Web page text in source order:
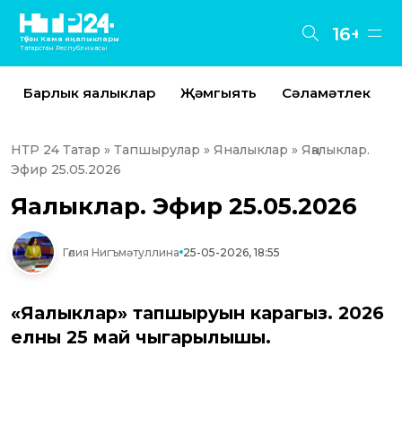
Түбән Кама яңалыклары
Татарстан Республикасы
16+
Барлык яңалыклар Җәмгыять Сәламәтлек
НТР 24 Татар » Тапшырулар » Яналыклар » Яңалыклар.
Эфир 25.05.2026
Яңалыклар. Эфир 25.05.2026
Гөлия Нигъмәтуллина 25-05-2026, 18:55
«Яңалыклар» тапшыруын карагыз. 2026
елның 25 май чыгарылышы.